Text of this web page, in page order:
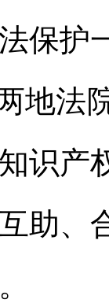
保护
地法
识产
助、